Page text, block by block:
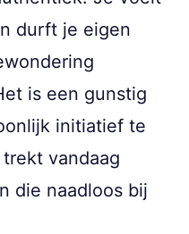
durft je eigen
is een gunstig
initiatief te
vandaag
die naadloos bij